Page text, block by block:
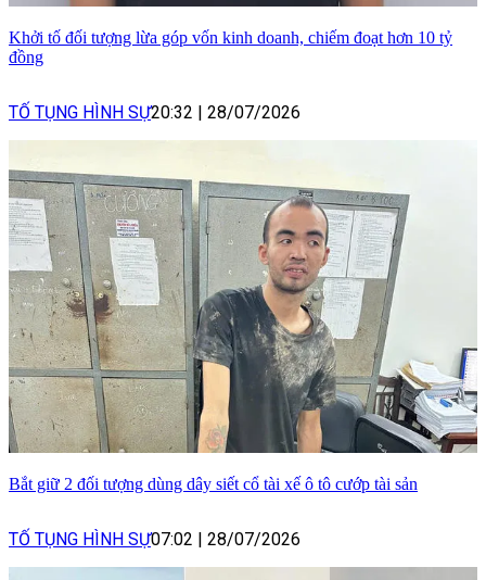
Khởi tố đối tượng lừa góp vốn kinh doanh, chiếm đoạt hơn 10 tỷ
đồng
TỐ TỤNG HÌNH SỰ20:32 28/07/2026
Bắt giữ 2 đối tượng dùng dây siết cổ tài xế ô tô cướp tài sản
TỐ TỤNG HÌNH SỰ07:02 28/07/2026